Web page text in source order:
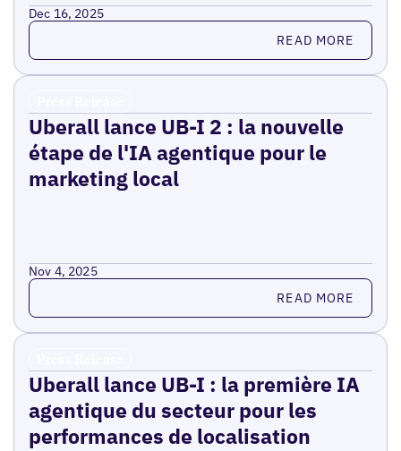
Dec 16, 2025
Read more READ MORE
Uberall lance UB-I 2 : la nouvelle
étape de l'IA agentique pour le
marketing local
Nov 4, 2025
Read more READ MORE
Uberall lance UB-I : la première IA
agentique du secteur pour les
performances de localisation